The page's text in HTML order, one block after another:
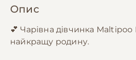
Опис
💕 Чарівна дівчинка
найкращу родину.